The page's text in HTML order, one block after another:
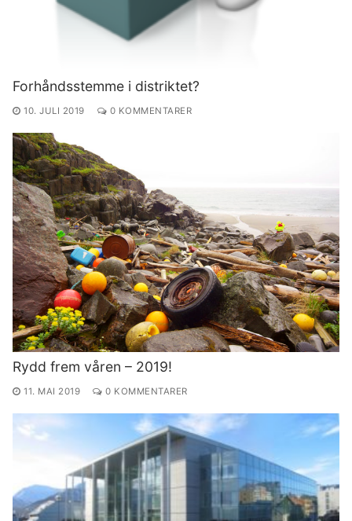
Forhåndsstemme i distriktet?
10. JULI 2019 0 KOMMENTARER
Rydd frem våren – 2019!
11. MAI 2019 0 KOMMENTARER